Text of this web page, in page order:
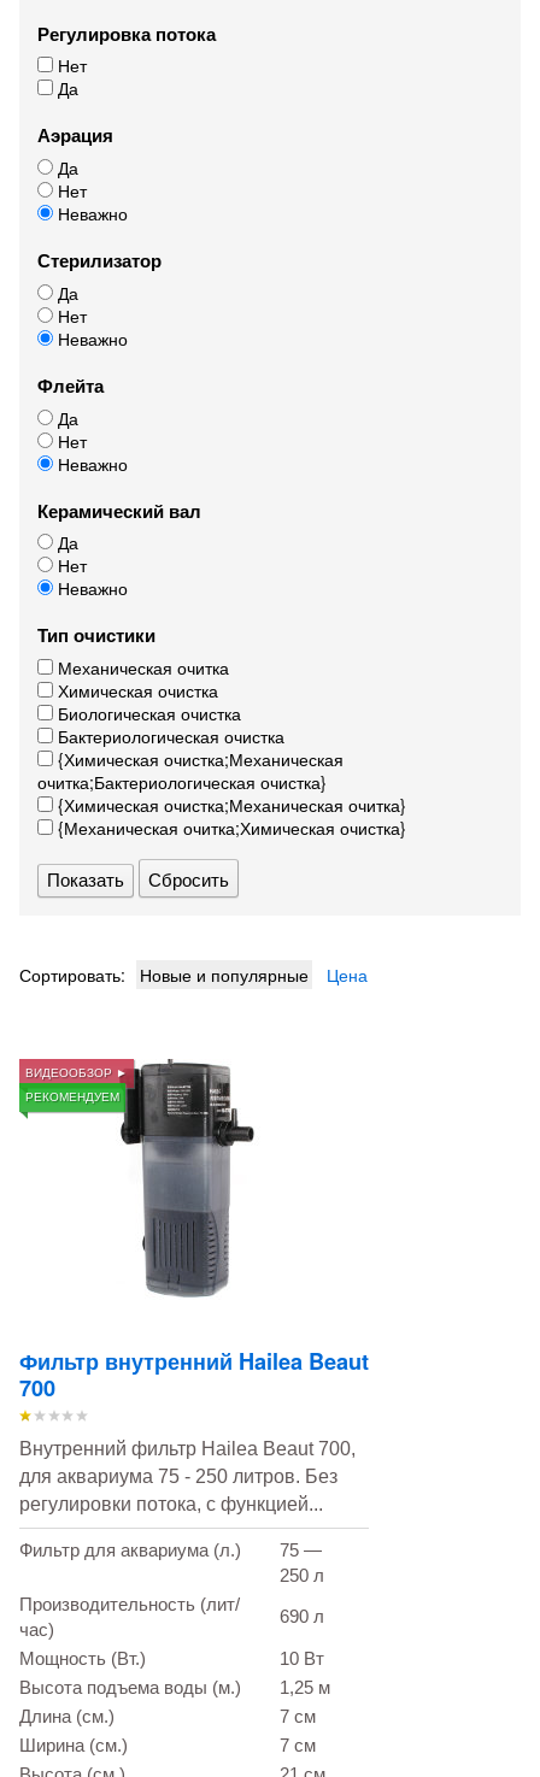
Регулировка потока
Нет
Да
Аэрация
Да
Нет
Неважно
Стерилизатор
Да
Нет
Неважно
Флейта
Да
Нет
Неважно
Керамический вал
Да
Нет
Неважно
Тип очистики
Механическая очитка
Химическая очистка
Биологическая очистка
Бактериологическая очистка
{Химическая очистка;Механическая
очитка;Бактериологическая очистка}
{Химическая очистка;Механическая очитка}
{Механическая очитка;Химическая очистка}
Сбросить
Сортировать: Новые и популярные Цена
ВИДЕООБЗОР ►
РЕКОМЕНДУЕМ
Фильтр внутренний Hailea Beaut
700
Внутренний фильтр Hailea Beaut 700,
для аквариума 75 - 250 литров. Без
регулировки потока, с функцией...
Фильтр для аквариума (л.)
75 —
250 л
Производительность (лит/
час)
690 л
Мощность (Вт.)
10 Вт
Высота подъема воды (м.)
1,25 м
Длина (см.)
7 см
Ширина (см.)
7 см